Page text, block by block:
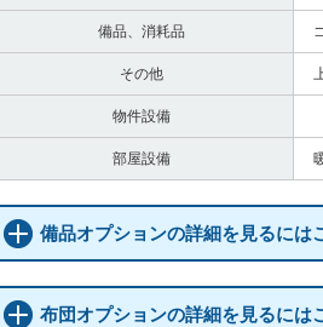
備品、消耗品
その他
物件設備
部屋設備
備品オプションの詳細を見るには
布団オプションの詳細を見るには